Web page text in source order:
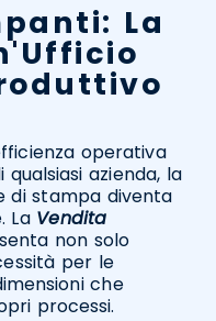
La
operativa
azienda, la
di stampa diventa
La Vendita
non solo
per le
che
processi.